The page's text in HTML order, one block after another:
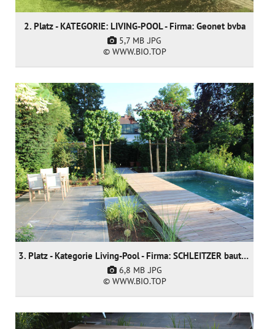
2. Platz - KATEGORIE: LIVING-POOL - Firma: Geonet bvba
5,7 MB .JPG
© WWW.BIO.TOP
3. Platz - Kategorie Living-Pool - Firma: SCHLEITZER baut Gärten creativ & innovativ GmbH
6,8 MB .JPG
© WWW.BIO.TOP